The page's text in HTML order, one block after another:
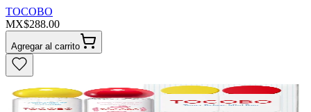
TOCOBO
MX$288.00
Agregar al carrito